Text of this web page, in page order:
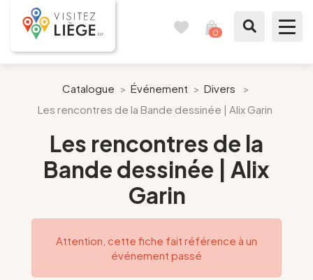
0
Comme un Liégeois
Préparer mon séjour
Catalogue > Événement > Divers
>
Les rencontres de la Bande dessinée | Alix Garin
Les rencontres de la
Bande dessinée | Alix
Garin
Attention, cette fiche fait référence à un
événement passé